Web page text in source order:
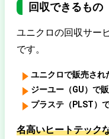
回収できるもの
ユニクロの回収サー
です。
ユニクロで販売され
ジーユー（GU）で
プラステ（PLST）
名高いヒートテック